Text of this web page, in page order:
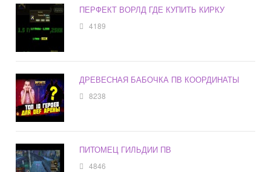
ПЕРФЕКТ ВОРЛД ГДЕ КУПИТЬ КИРКУ
4189
ДРЕВЕСНАЯ БАБОЧКА ПВ КООРДИНАТЫ
8238
ПИТОМЕЦ ГИЛЬДИИ ПВ
4846